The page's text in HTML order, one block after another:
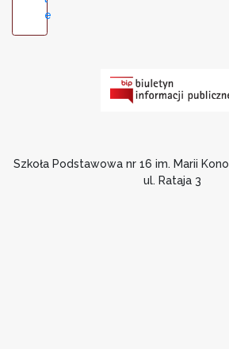
e
Szkoła Podstawowa nr 16 im. Marii
ul. Rataja 3